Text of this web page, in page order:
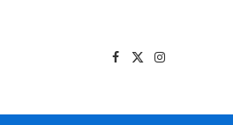
Facebook
X
Instagram